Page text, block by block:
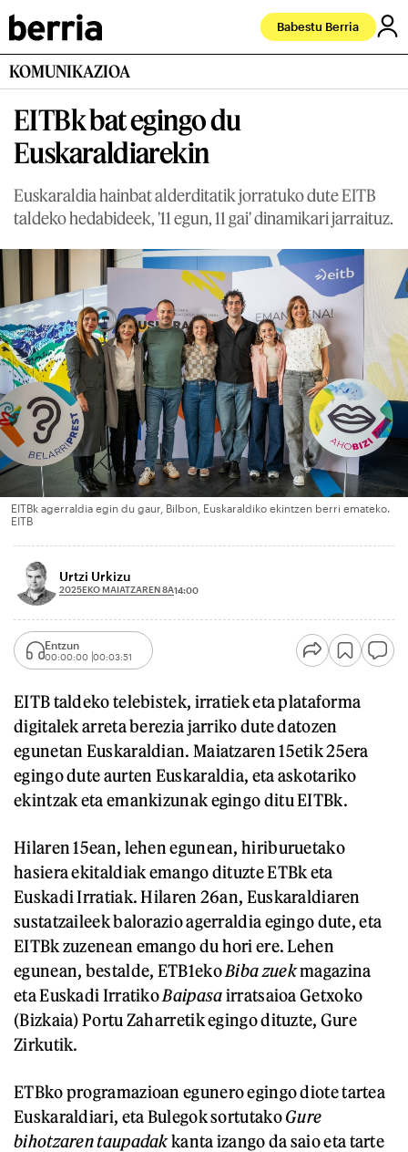
Babestu Berria
KOMUNIKAZIOA
EITBk bat egingo du
Euskaraldiarekin
Euskaraldia hainbat alderditatik jorratuko dute EITB
taldeko hedabideek, '11 egun, 11 gai' dinamikari jarraituz.
EITBk agerraldia egin du gaur, Bilbon, Euskaraldiko ekintzen berri emateko.
EITB
Urtzi Urkizu
2025EKO MAIATZAREN 8A14:00
Entzun
00:00:00 00:03:51
EITB taldeko telebistek, irratiek eta plataforma
digitalek arreta berezia jarriko dute datozen
egunetan Euskaraldian. Maiatzaren 15etik 25era
egingo dute aurten Euskaraldia, eta askotariko
ekintzak eta emankizunak egingo ditu EITBk.
Hilaren 15ean, lehen egunean, hiriburuetako
hasiera ekitaldiak emango dituzte ETBk eta
Euskadi Irratiak. Hilaren 26an, Euskaraldiaren
sustatzaileek balorazio agerraldia egingo dute, eta
EITBk zuzenean emango du hori ere. Lehen
egunean, bestalde, ETB1ekoBiba zuekmagazina
eta Euskadi IrratikoBaipasairratsaioa Getxoko
(Bizkaia) Portu Zaharretik egingo dituzte, Gure
Zirkutik.
ETBko programazioan egunero egingo diote tartea
Euskaraldiari, eta Bulegok sortutakoGure
bihotzaren taupadakkanta izango da saio eta tarte